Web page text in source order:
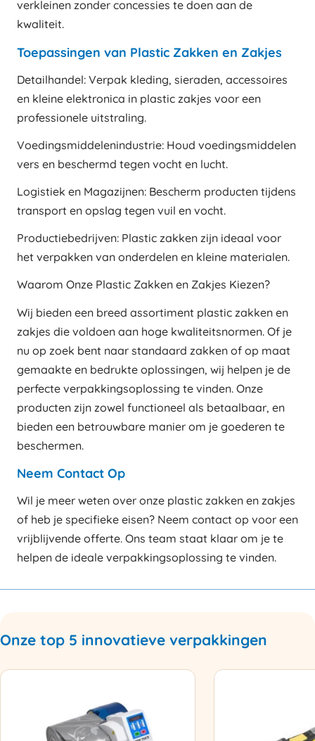
verkleinen zonder concessies te doen aan de
kwaliteit.
Toepassingen van Plastic Zakken en Zakjes
Detailhandel: Verpak kleding, sieraden, accessoires
en kleine elektronica in plastic zakjes voor een
professionele uitstraling.
Voedingsmiddelenindustrie: Houd voedingsmiddelen
vers en beschermd tegen vocht en lucht.
Logistiek en Magazijnen: Bescherm producten tijdens
transport en opslag tegen vuil en vocht.
Productiebedrijven: Plastic zakken zijn ideaal voor
het verpakken van onderdelen en kleine materialen.
Waarom Onze Plastic Zakken en Zakjes Kiezen?
Wij bieden een breed assortiment plastic zakken en
zakjes die voldoen aan hoge kwaliteitsnormen. Of je
nu op zoek bent naar standaard zakken of op maat
gemaakte en bedrukte oplossingen, wij helpen je de
perfecte verpakkingsoplossing te vinden. Onze
producten zijn zowel functioneel als betaalbaar, en
bieden een betrouwbare manier om je goederen te
beschermen.
Neem Contact Op
Wil je meer weten over onze plastic zakken en zakjes
of heb je specifieke eisen? Neem contact op voor een
vrijblijvende offerte. Ons team staat klaar om je te
helpen de ideale verpakkingsoplossing te vinden.
Onze top 5 innovatieve verpakkingen